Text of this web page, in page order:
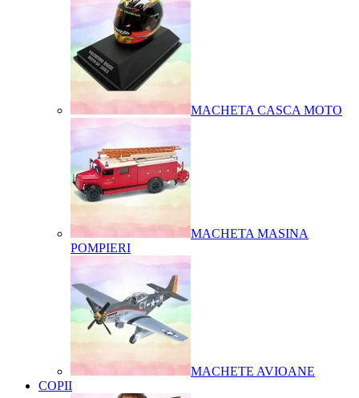
MACHETA CASCA MOTO
MACHETA MASINA
POMPIERI
MACHETE AVIOANE
COPII